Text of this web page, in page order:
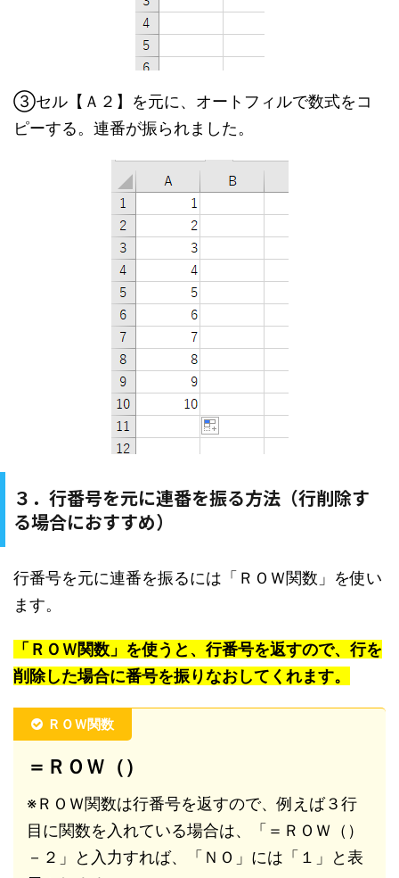
③セル【Ａ２】を元に、オートフィルで数式をコ
ピーする。連番が振られました。
３．行番号を元に連番を振る方法（行削除す
る場合におすすめ）
行番号を元に連番を振るには「ＲＯＷ関数」を使い
ます。
「ＲＯＷ関数」を使うと、行番号を返すので、行を
削除した場合に番号を振りなおしてくれます。
ＲＯＷ関数
＝ＲＯＷ（）
※ＲＯＷ関数は行番号を返すので、例えば３行
目に関数を入れている場合は、「＝ＲＯＷ（）
－２」と入力すれば、「ＮＯ」には「１」と表